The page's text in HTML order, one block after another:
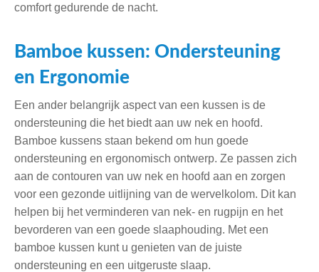
comfort gedurende de nacht.
Bamboe kussen: Ondersteuning
en Ergonomie
Een ander belangrijk aspect van een kussen is de
ondersteuning die het biedt aan uw nek en hoofd.
Bamboe kussens staan bekend om hun goede
ondersteuning en ergonomisch ontwerp. Ze passen zich
aan de contouren van uw nek en hoofd aan en zorgen
voor een gezonde uitlijning van de wervelkolom. Dit kan
helpen bij het verminderen van nek- en rugpijn en het
bevorderen van een goede slaaphouding. Met een
bamboe kussen kunt u genieten van de juiste
ondersteuning en een uitgeruste slaap.